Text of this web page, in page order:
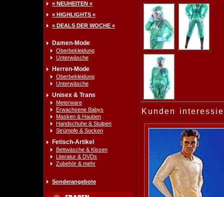
» NEUHEITEN «
» HIGHLIGHTS «
» DEALS DER WOCHE «
Damen-Mode
Oberbekleidung
Unterwäsche
Herren-Mode
Oberbekleidung
Unterwäsche
Unisex & Trans
Meterware
Erwachsene Babys
Masken & Hauben
Handschuhe & Stulpen
Strümpfe & Socken
Fetisch-Artikel
Bettwäsche & Kissen
Literatur & DVDs
Zubehör & mehr
Sonderangebote
Kunden